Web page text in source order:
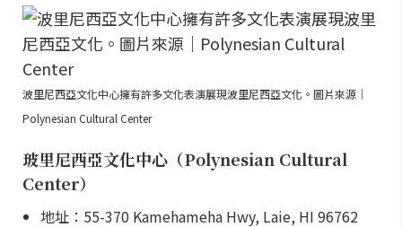
波里尼西亞文化中心擁有許多文化表演展現波里尼西亞文化。圖片來源｜
Polynesian Cultural Center
玻里尼西亞文化中心（Polynesian Cultural
Center）
地址：55-370 Kamehameha Hwy, Laie, HI 96762